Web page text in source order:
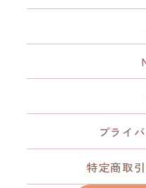
プライ
特定商取